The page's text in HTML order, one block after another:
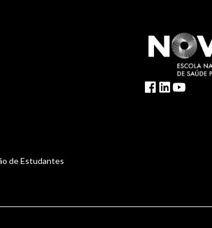
de Estudantes